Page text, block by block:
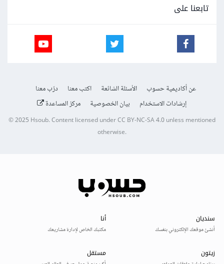
تابعنا على
عن أكاديمية حسوب الأسئلة الشائعة اكتب معنا
درّب معنا
إرشادات الاستخدام
بيان الخصوصية مركز المساعدة
© 2025Hsoub.Content licensed underCC BY-NC-SA 4.0unless mentioned
otherwise.